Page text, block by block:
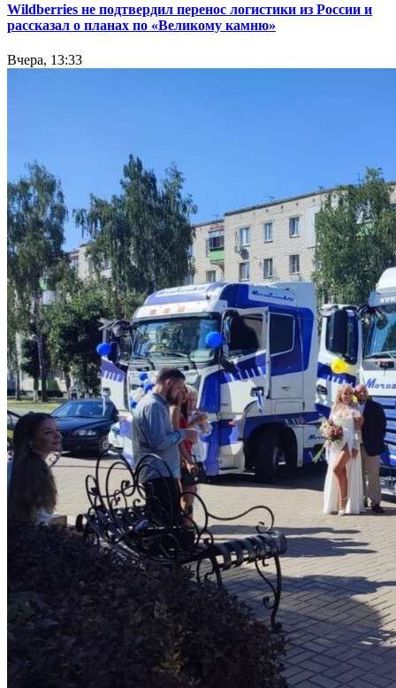
Wildberries не подтвердил перенос логистики из России и
рассказал о планах по «Великому камню»
Вчера, 13:33